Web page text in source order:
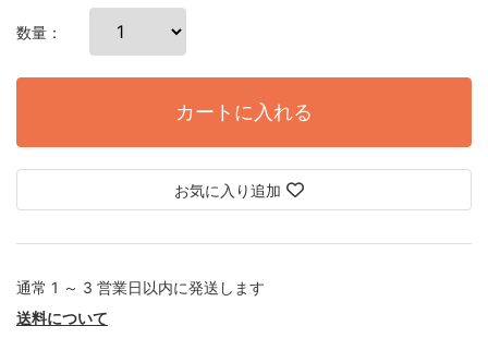
数量：
カートに入れる
お気に入り追加
通常 1 ～ 3 営業日以内に発送します
送料について